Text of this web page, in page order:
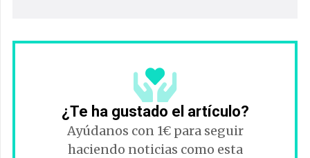
¿Te ha gustado el artículo?
Ayúdanos con 1€ para seguir
haciendo noticias como esta